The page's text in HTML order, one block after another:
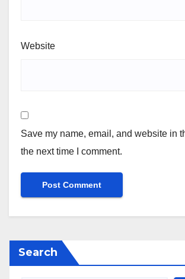
Website
Save my name, email, and website in
the next time I comment.
Search